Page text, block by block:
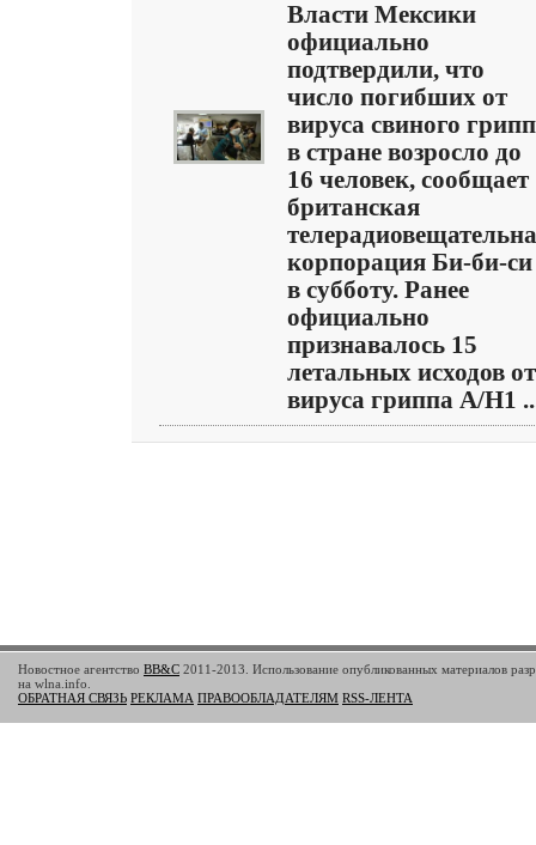
Власти Мексики
официально
подтвердили, что
число погибших от
вируса свиного
в стране возросло до
16 человек, сообщает
британская
корпорация Би-би-си
в субботу. Ранее
официально
признавалось 15
летальных исходов от
вируса гриппа А/H1
Новостное агентство BB&C 2011-2013. Использование опубликованных материалов
на wlna.info.
ОБРАТНАЯ СВЯЗЬ РЕКЛАМА ПРАВООБЛАДАТЕЛЯМ RSS-ЛЕНТА